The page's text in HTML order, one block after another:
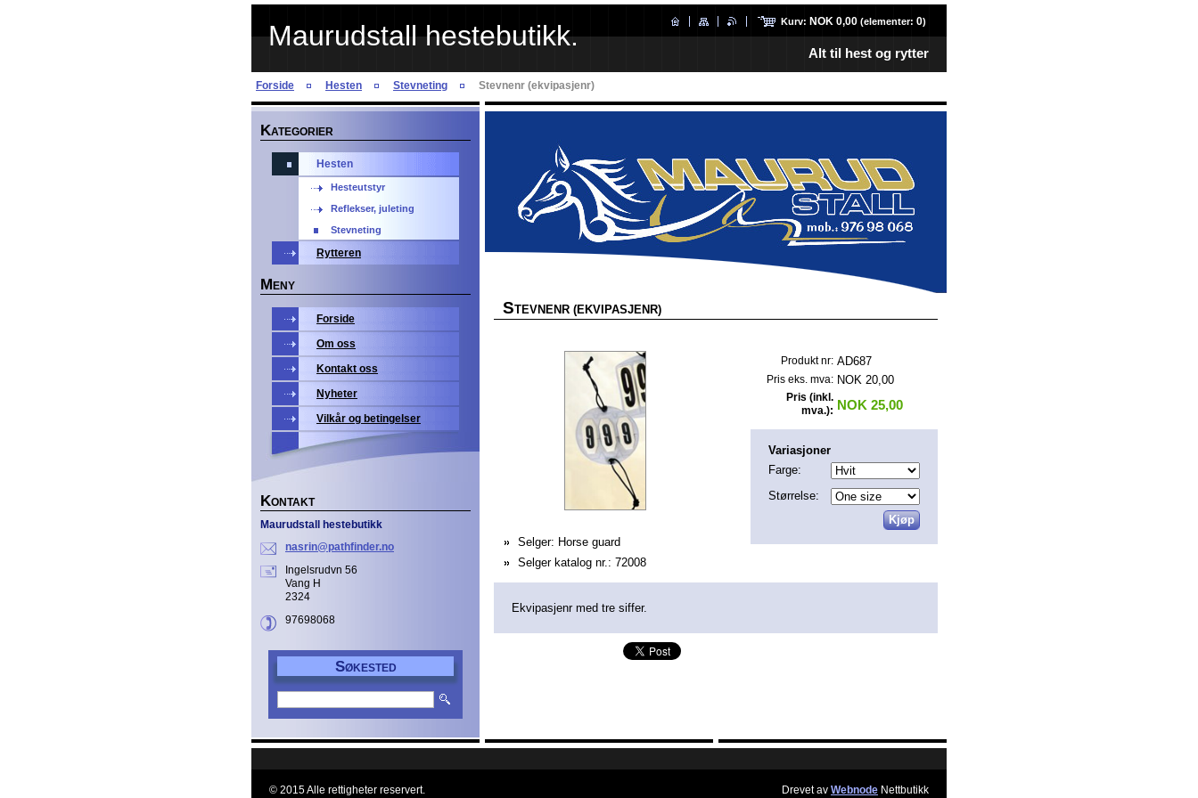
Maurudstall hestebutikk. Kurv: NOK 0,00 (elementer: 0)
Alt til hest og rytter
Forside Hesten Stevneting Stevnenr (ekvipasjenr)
STEVNENR (EKVIPASJENR)
Produkt nr: AD687
Pris eks. mva: NOK 20,00
Pris (inkl.
mva.): NOK 25,00
Variasjoner
Farge:
Størrelse:
Selger: Horse guard
Selger katalog nr.: 72008
Ekvipasjenr med tre siffer.
KATEGORIER
Hesten
Hesteutstyr
Reflekser, juleting
Stevneting
Rytteren
M ENY
Forside
Om oss
Kontakt oss
Nyheter
Vilkår og betingelser
KONTAKT
Maurudstall hestebutikk
nasrin@pathfinder.no
Ingelsrudvn 56
Vang H
2324
97698068
SØKESTED
© 2015 Alle rettigheter reservert. Drevet av Webnode Nettbutikk